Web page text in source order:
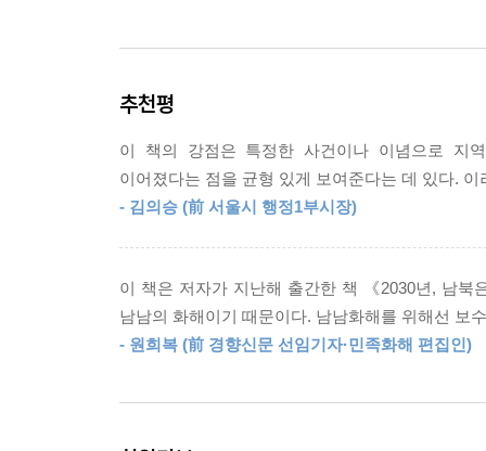
3. 인혁당 사건의 영향과 파장
5. 민청학련(전국민주청년학생총연맹) 사건
7. 지역사회의 ‘생존형’ 보수 정당 지지 강화
8. 10.26과 권력 공백, 그리고 신군부의 부상
2. 왜 TK 출신 장교들이 하나회 핵심이 되었나
3. 왜 PK보다 TK가 권력의 중심으로 인식되었나
4. 보수 정당 지지의 세대 전승과 문화화
추천평
이 책의 강점은 특정한 사건이나 이념으로 지
이어졌다는 점을 균형 있게 보여준다는 데 있다.
- 김의승 (前 서울시 행정1부시장)
이 책은 저자가 지난해 출간한 책 《2030년, 남
남남의 화해이기 때문이다. 남남화해를 위해선 보
- 원희복 (前 경향신문 선임기자·민족화해 편집인)